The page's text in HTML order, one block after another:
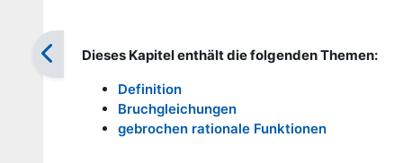
Dieses Kapitel enthält die folgenden Themen:
Definition
Bruchgleichungen
gebrochen rationale Funktionen